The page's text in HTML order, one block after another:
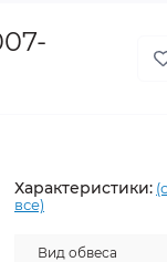
Характеристики:
все)
Вид обвеса